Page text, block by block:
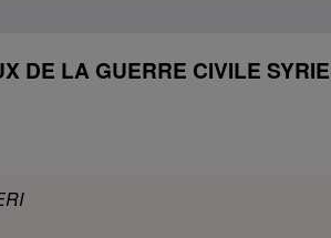
DE LA GUERRE CIVILE